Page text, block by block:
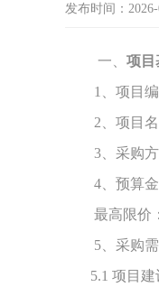
发布时间：
一、 项目
1、 项目
2、 项目名
3、 采购
4、 预算金
最高限价：
5、 采购
5.1 项目建